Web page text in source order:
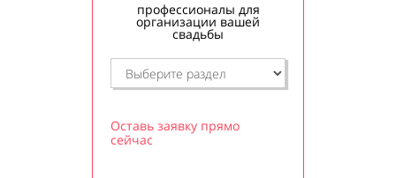
профессионалы для
организации вашей
свадьбы
Оставь заявку прямо
сейчас